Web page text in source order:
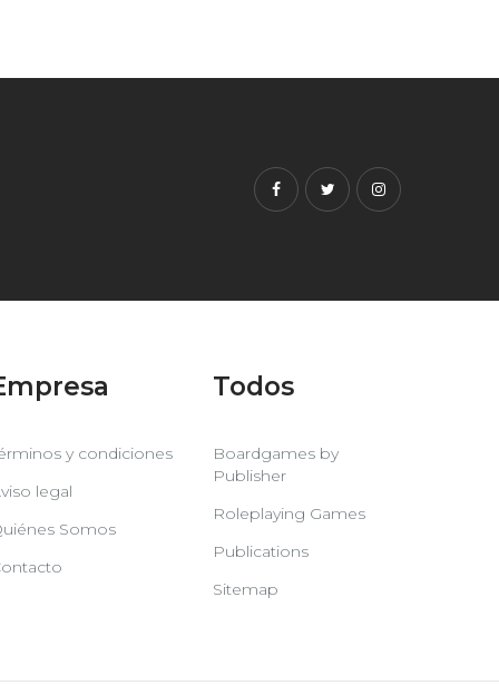
Facebook
TwitterInstagram
y condiciones
legal
Somos
Todos
Boardgames by
Publisher
Roleplaying Games
Publications
Sitemap